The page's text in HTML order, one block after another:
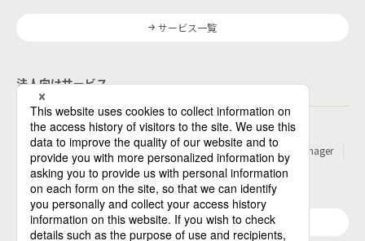
サービス一覧
法人向けサービス
その他
パーソルのRPA
ワークスイッチコンサルティング
HITO-Manager
MITERAS
ポスタス Reskilling Camp StepBase
サービス一覧